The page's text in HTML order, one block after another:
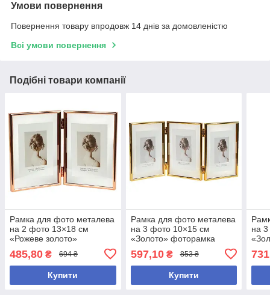
Умови повернення
Повернення товару впродовж 14 днів за домовленістю
Всі умови повернення
Подібні товари компанії
Рамка для фото металева
на 2 фото 13×18 см
«Рожеве золото»
485,80 ₴ 694 ₴
Купити
Рамка для фото металева
на 3 фото 10×15 см
«Золото» фоторамка
597,10₴ 853 ₴
Купити
на